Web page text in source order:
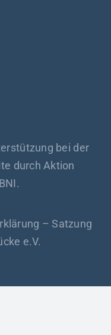
bei der
durch Aktion
– Satzung
e.V.